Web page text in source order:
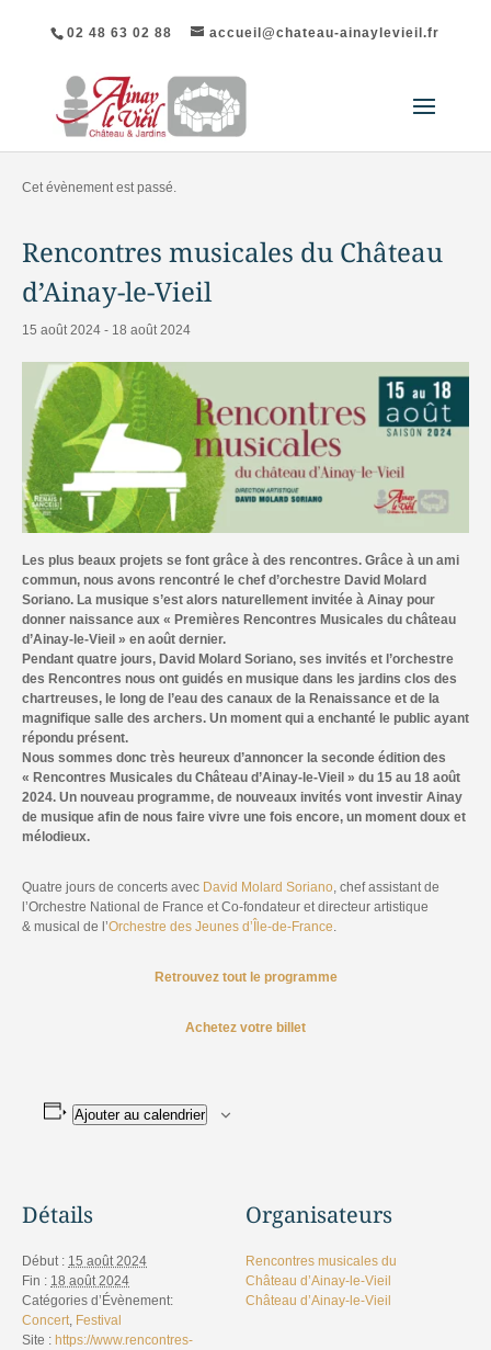
02 48 63 02 88 accueil@chateau-ainaylevieil.fr
« Tous les Évènements
Cet évènement est passé.
Rencontres musicales du Château
d’Ainay-le-Vieil
15 août 2024 - 18 août 2024
Les plus beaux projets se font grâce à des rencontres. Grâce à un ami
commun, nous avons rencontré le chef d’orchestre David Molard
Soriano. La musique s’est alors naturellement invitée à Ainay pour
donner naissance aux « Premières Rencontres Musicales du château
d’Ainay-le-Vieil » en août dernier.
Pendant quatre jours, David Molard Soriano, ses invités et l’orchestre
des Rencontres nous ont guidés en musique dans les jardins clos des
chartreuses, le long de l’eau des canaux de la Renaissance et de la
magnifique salle des archers. Un moment qui a enchanté le public ayant
répondu présent.
Nous sommes donc très heureux d’annoncer la seconde édition des
« Rencontres Musicales du Château d’Ainay-le-Vieil » du 15 au 18 août
2024. Un nouveau programme, de nouveaux invités vont investir Ainay
de musique afin de nous faire vivre une fois encore, un moment doux et
mélodieux.
Quatre jours de concerts avec David Molard Soriano , chef assistant de
l’Orchestre National de France et Co-fondateur et directeur artistique
& musical de l’Orchestre des Jeunes d’Île-de-France
Retrouvez tout le programme
Achetez votre billet
Ajouter au calendrier
Détails
Début : 15 août 2024
Fin : 18 août 2024
Catégories d’Évènement:
Concert Festival
Site : https://www.rencontres-
Organisateurs
Rencontres musicales du
Château d’Ainay-le-Vieil
Château d’Ainay-le-Vieil